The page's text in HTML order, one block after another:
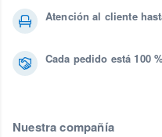
Atención al cliente
Cada pedido está 100
Nuestra compañía